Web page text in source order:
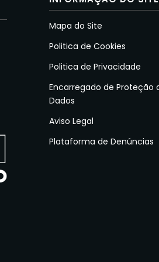
Mapa do Site
Politica de Cookies
Politica de Privacidade
Encarregado de Proteção
Dados
Aviso Legal
Plataforma de Denúncias